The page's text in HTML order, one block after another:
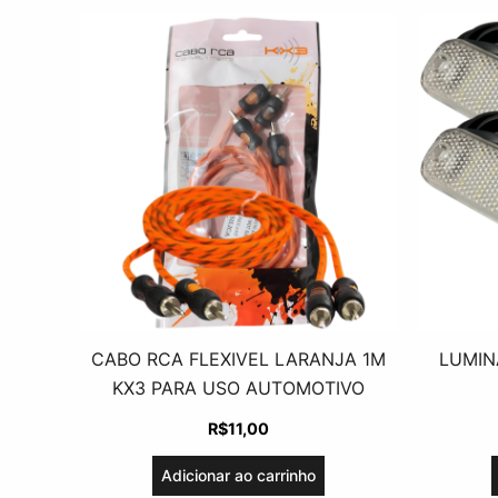
CABO RCA FLEXIVEL LARANJA 1M
KX3 PARA USO AUTOMOTIVO
R$11,00
Adicionar ao carrinho